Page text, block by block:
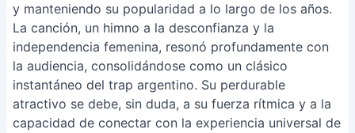
y manteniendo su popularidad a lo largo de los años.
La canción, un himno a la desconfianza y la
independencia femenina, resonó profundamente con
la audiencia, consolidándose como un clásico
instantáneo del trap argentino. Su perdurable
atractivo se debe, sin duda, a su fuerza rítmica y a la
capacidad de conectar con la experiencia universal de